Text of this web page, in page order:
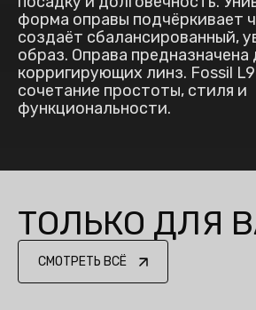
форма оправы подчёркивает
создаёт сбалансированный,
образ. Оправа предназначена
корригирующих линз. Fossil
сочетание простоты, стиля и
функциональности.
ТОЛЬКО ДЛЯ
СМОТРЕТЬ ВСЁ